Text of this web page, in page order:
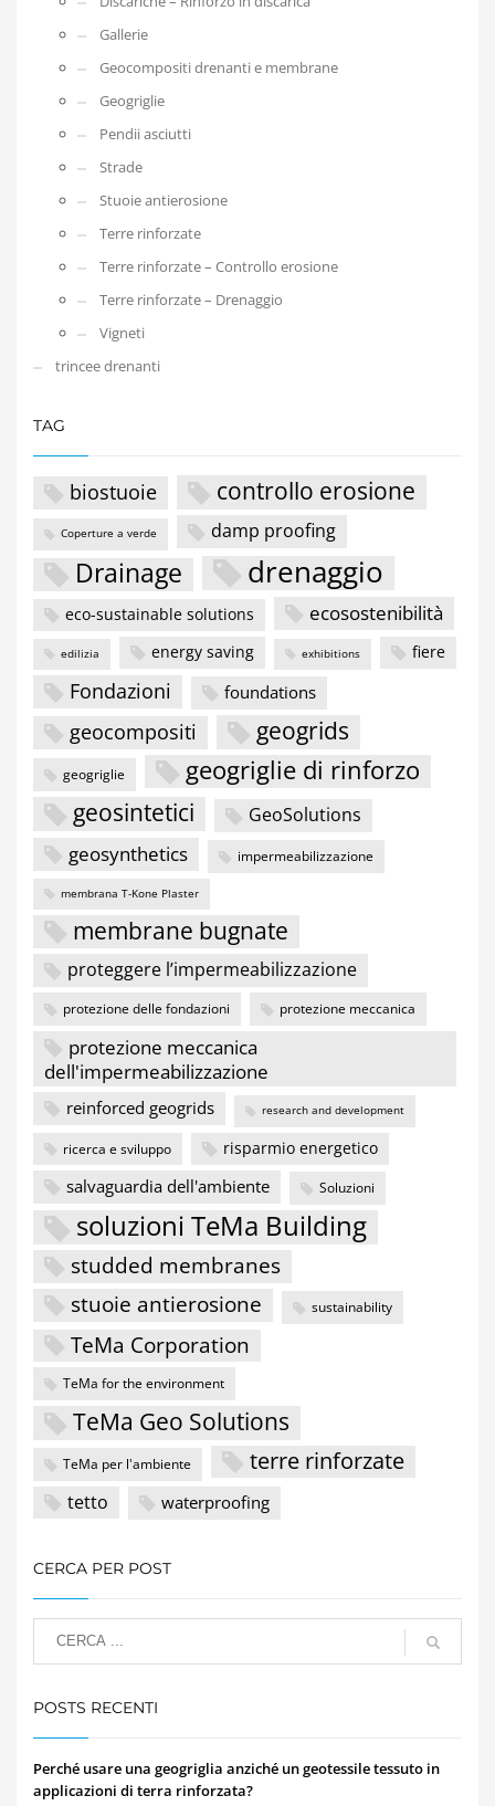
Gallerie
Geocompositi drenanti e membrane
Geogriglie
Pendii asciutti
Strade
Stuoie antierosione
Terre rinforzate
Terre rinforzate – Controllo erosione
Terre rinforzate – Drenaggio
Vigneti
trincee drenanti
TAG
biostuoie controllo erosione
Coperture a verde damp proofing
Drainage drenaggio
eco-sustainable solutions ecosostenibilità
edilizia energy saving exhibitions fiere
Fondazioni foundations
geocompositi geogrids
geogriglie geogriglie di rinforzo
geosintetici GeoSolutions
geosynthetics impermeabilizzazione
membrana T-Kone Plaster
membrane bugnate
proteggere l’impermeabilizzazione
protezione delle fondazioni protezione meccanica
protezione meccanica
dell'impermeabilizzazione
reinforced geogrids research and development
ricerca e sviluppo risparmio energetico
salvaguardia dell'ambiente Soluzioni
soluzioni TeMa Building
studded membranes
stuoie antierosione
sustainability
TeMa Corporation
TeMa for the environment
TeMa Geo Solutions
TeMa per l'ambiente terre rinforzate
tetto waterproofing
CERCA PER POST
POSTS RECENTI
Perché usare una geogriglia anziché un geotessile tessuto in
applicazioni di terra rinforzata?